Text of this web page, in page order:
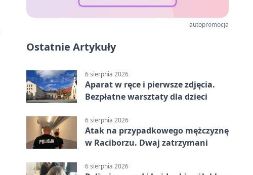
autopromocja
Ostatnie Artykuły
6 sierpnia 2026
Aparat w ręce i pierwsze zdjęcia.
Bezpłatne warsztaty dla dzieci
6 sierpnia 2026
Atak na przypadkowego mężczyznę
w Raciborzu. Dwaj zatrzymani
6 sierpnia 2026